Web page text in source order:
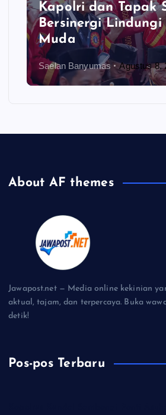
Kapolri dan Tapak
Bersinergi Lindungi
Muda
Saelan Banyumas Agustus 8,
About AF themes
Jawapost.net — Media online kekinian
aktual, tajam, dan terpercaya. Buka
detik!
Pos-pos Terbaru